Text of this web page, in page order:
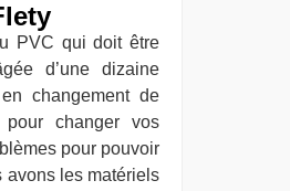
PVC qui doit être
d’une dizaine
changement de
changer vos
pour pouvoir
avons les matériels